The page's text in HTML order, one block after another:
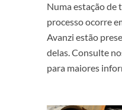
Numa estação de
processo ocorre
Avanzi estão
delas. Consulte
para maiores